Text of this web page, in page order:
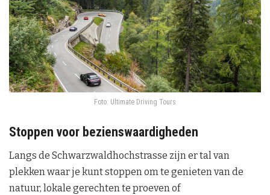
Foto: Ultimate Driving Tours
Stoppen voor bezienswaardigheden
Langs de Schwarzwaldhochstrasse zijn er tal van
plekken waar je kunt stoppen om te genieten van de
natuur, lokale gerechten te proeven of